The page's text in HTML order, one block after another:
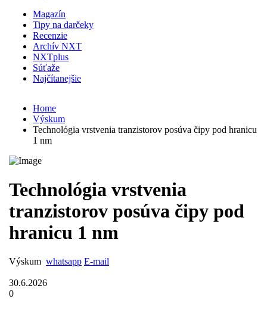
Magazín
Tipy na darčeky
Recenzie
Archív NXT
NXTplus
Súťaže
Najčítanejšie
Home
Výskum
Technológia vrstvenia tranzistorov posúva čipy pod hranicu
1 nm
Technológia vrstvenia
tranzistorov posúva čipy pod
hranicu 1 nm
Výskum whatsapp E-mail
30.6.2026
0